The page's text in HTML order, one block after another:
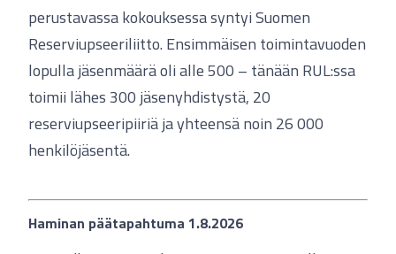
perustavassa kokouksessa syntyi Suomen
Reserviupseeriliitto. Ensimmäisen toimintavuoden
lopulla jäsenmäärä oli alle 500 – tänään RUL:ssa
toimii lähes 300 jäsenyhdistystä, 20
reserviupseeripiiriä ja yhteensä noin 26 000
henkilöjäsentä.
Haminan päätapahtuma 1.8.2026